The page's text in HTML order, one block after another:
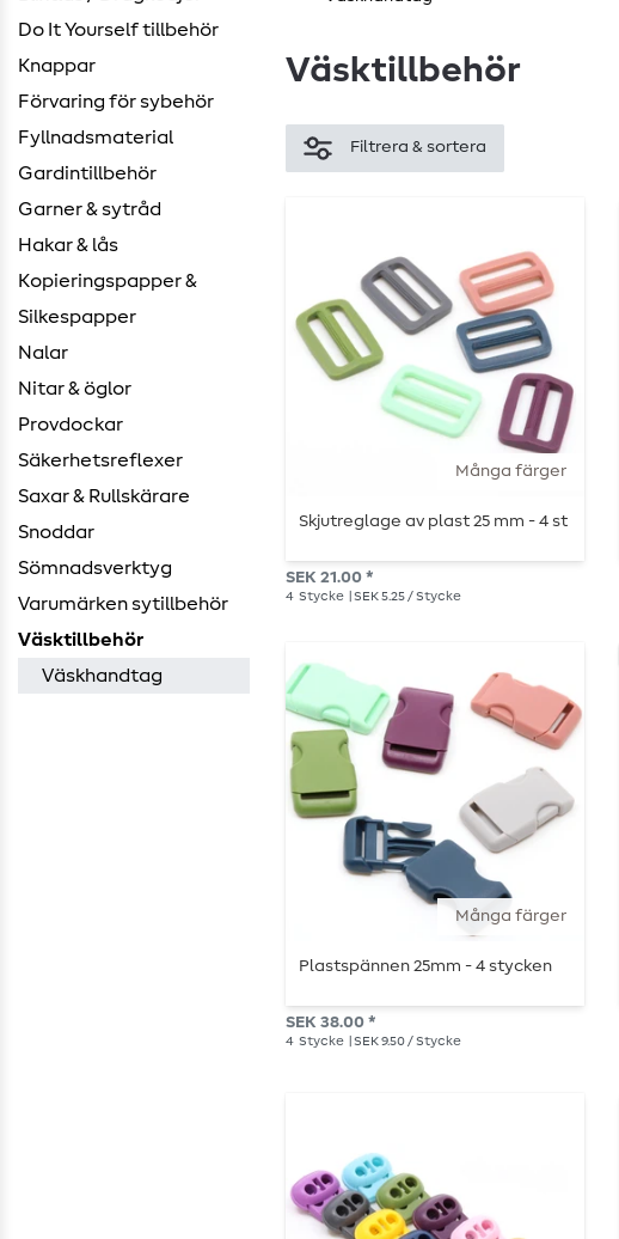
Do It Yourself tillbehör
Knappar
Förvaring för sybehör
Fyllnadsmaterial
Gardintillbehör
Garner & sytråd
Hakar & lås
Kopieringspapper &
Silkespapper
Nalar
Nitar & öglor
Provdockar
Säkerhetsreflexer
Saxar & Rullskärare
Snoddar
Sömnadsverktyg
Varumärken sytillbehör
Väsktillbehör
Väskhandtag
Väsktillbehör
Filtrera & sortera
Många färger
Skjutreglage av plast 25 mm - 4 st
SEK 21.00 *
4 Stycke | SEK 5.25 / Stycke
Många färger
Plastspännen 25mm - 4 stycken
SEK 38.00 *
4 Stycke | SEK 9.50 / Stycke